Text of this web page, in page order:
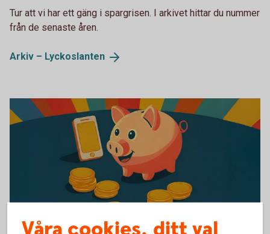
Tur att vi har ett gäng i spargrisen. I arkivet hittar du nummer
från de senaste åren.
Arkiv – Lyckoslanten
Tumba bruksmuseum Lyckoslanten